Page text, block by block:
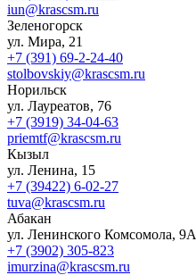
iun@krascsm.ru
Зеленогорск
ул. Мира, 21
+7 (391) 69-2-24-40
stolbovskiy@krascsm.ru
Норильск
ул. Лауреатов, 76
+7 (3919) 34-04-63
priemtf@krascsm.ru
Кызыл
ул. Ленина, 15
+7 (39422) 6-02-27
tuva@krascsm.ru
Абакан
ул. Ленинского Комсомола, 9А
+7 (3902) 305-823
imurzina@krascsm.ru